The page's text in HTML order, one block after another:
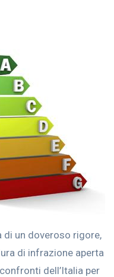
di un doveroso rigore,
di infrazione aperta
dell’Italia per